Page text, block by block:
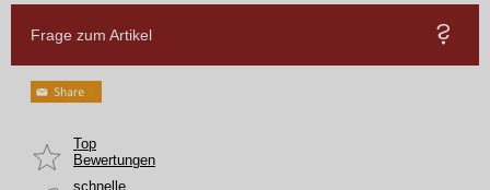
Frage zum Artikel
Top
Bewertungen
schnelle